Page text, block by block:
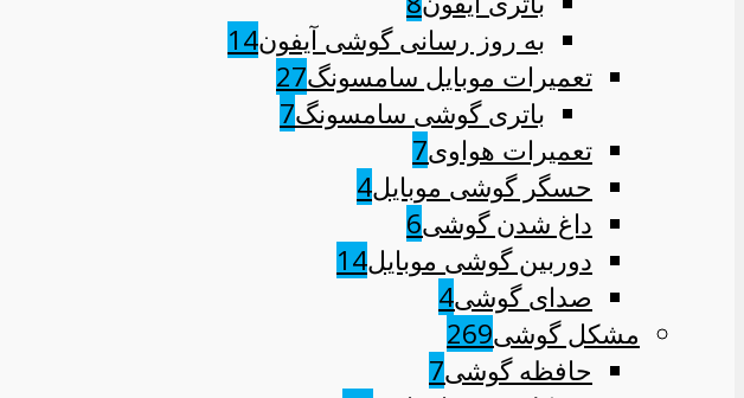
به روز رسانی گوشی آیفون14
تعمیرات موبایل سامسونگ27
باتری گوشی سامسونگ7
تعمیرات هواوی7
حسگر گوشی موبایل4
داغ شدن گوشی6
دوربین گوشی موبایل14
صدای گوشی4
مشکل گوشی269
حافظه گوشی7